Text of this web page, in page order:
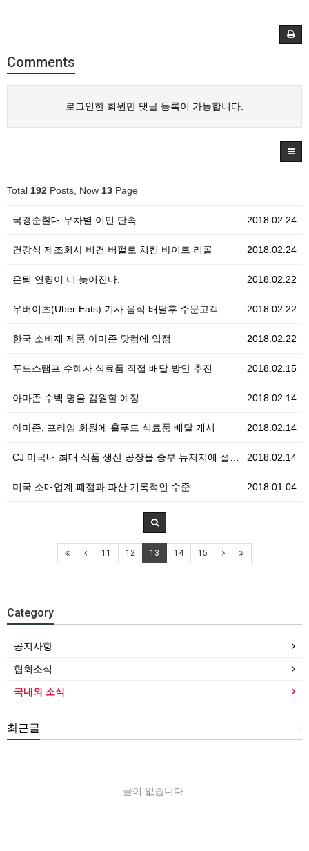
Comments
로그인한 회원만 댓글 등록이 가능합니다.
Total 192 Posts, Now 13 Page
2018.02.24
국경순찰대 무차별 이민 단속
2018.02.24
건강식 제조회사 비건 버펄로 치킨 바이트 리콜
2018.02.22
은퇴 연령이 더 늦어진다.
2018.02.22
우버이츠(Uber Eats) 기사 음식 배달후 주문고객…
2018.02.22
한국 소비재 제품 아마존 닷컴에 입점
2018.02.15
푸드스탬프 수혜자 식료품 직접 배달 방안 추진
2018.02.14
아마존 수백 명을 감원할 예정
2018.02.14
아마존, 프라임 회원에 홀푸드 식료품 배달 개시
2018.02.14
CJ 미국내 최대 식품 생산 공장을 중부 뉴저지에 설…
2018.01.04
미국 소매업계 폐점과 파산 기록적인 수준
11 12 13 14 15
Category
공지사항
협회소식
국내외 소식
+
최근글
글이 없습니다.